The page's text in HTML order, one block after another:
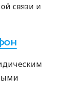
связи и